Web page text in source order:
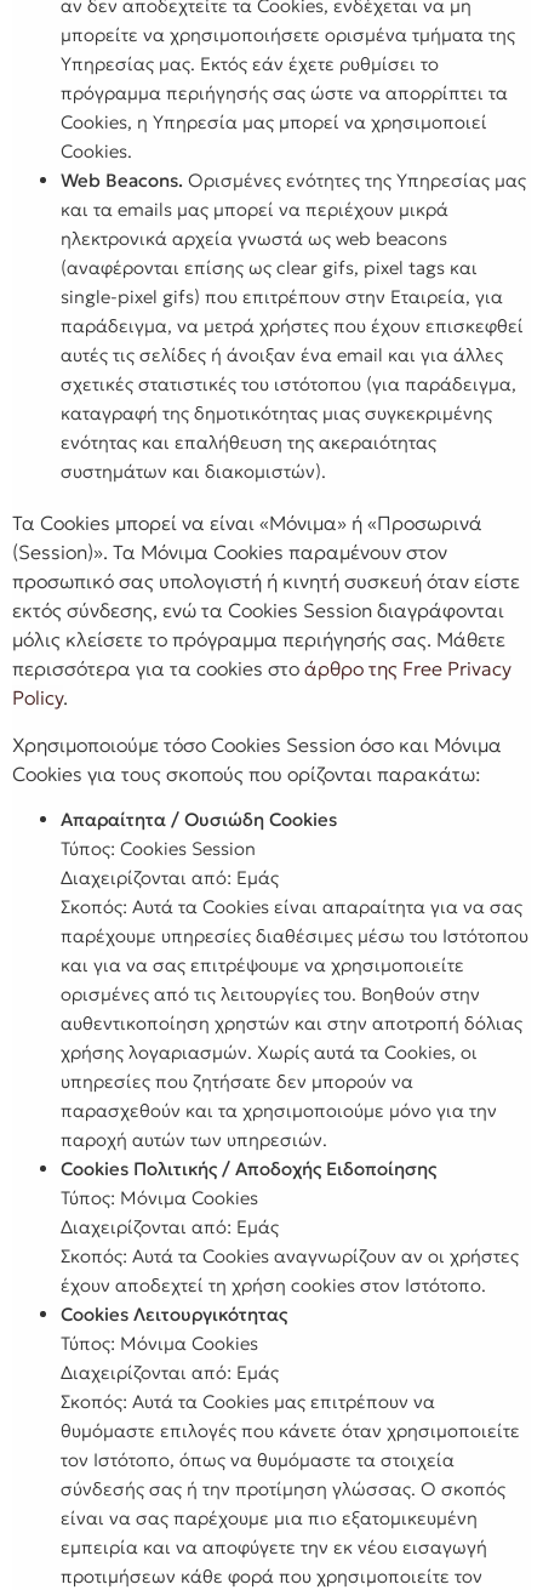
αν δεν αποδεχτείτε τα Cookies, ενδέχεται να μη
μπορείτε να χρησιμοποιήσετε ορισμένα τμήματα της
Υπηρεσίας μας. Εκτός εάν έχετε ρυθμίσει το
πρόγραμμα περιήγησής σας ώστε να απορρίπτει τα
Cookies, η Υπηρεσία μας μπορεί να χρησιμοποιεί
Cookies.
Web Beacons. Ορισμένες ενότητες της Υπηρεσίας μας
και τα emails μας μπορεί να περιέχουν μικρά
ηλεκτρονικά αρχεία γνωστά ως web beacons
(αναφέρονται επίσης ως clear gifs, pixel tags και
single-pixel gifs) που επιτρέπουν στην Εταιρεία, για
παράδειγμα, να μετρά χρήστες που έχουν επισκεφθεί
αυτές τις σελίδες ή άνοιξαν ένα email και για άλλες
σχετικές στατιστικές του ιστότοπου (για παράδειγμα,
καταγραφή της δημοτικότητας μιας συγκεκριμένης
ενότητας και επαλήθευση της ακεραιότητας
συστημάτων και διακομιστών).
Τα Cookies μπορεί να είναι «Μόνιμα» ή «Προσωρινά
(Session)». Τα Μόνιμα Cookies παραμένουν στον
προσωπικό σας υπολογιστή ή κινητή συσκευή όταν είστε
εκτός σύνδεσης, ενώ τα Cookies Session διαγράφονται
μόλις κλείσετε το πρόγραμμα περιήγησής σας. Μάθετε
περισσότερα για τα cookies στο άρθρο της Free Privacy
Policy.
Χρησιμοποιούμε τόσο Cookies Session όσο και Μόνιμα
Cookies για τους σκοπούς που ορίζονται παρακάτω:
Απαραίτητα / Ουσιώδη Cookies
Τύπος: Cookies Session
Διαχειρίζονται από: Εμάς
Σκοπός: Αυτά τα Cookies είναι απαραίτητα για να σας
παρέχουμε υπηρεσίες διαθέσιμες μέσω του Ιστότοπου
και για να σας επιτρέψουμε να χρησιμοποιείτε
ορισμένες από τις λειτουργίες του. Βοηθούν στην
αυθεντικοποίηση χρηστών και στην αποτροπή δόλιας
χρήσης λογαριασμών. Χωρίς αυτά τα Cookies, οι
υπηρεσίες που ζητήσατε δεν μπορούν να
παρασχεθούν και τα χρησιμοποιούμε μόνο για την
παροχή αυτών των υπηρεσιών.
Cookies Πολιτικής / Αποδοχής Ειδοποίησης
Τύπος: Μόνιμα Cookies
Διαχειρίζονται από: Εμάς
Σκοπός: Αυτά τα Cookies αναγνωρίζουν αν οι χρήστες
έχουν αποδεχτεί τη χρήση cookies στον Ιστότοπο.
Cookies Λειτουργικότητας
Τύπος: Μόνιμα Cookies
Διαχειρίζονται από: Εμάς
Σκοπός: Αυτά τα Cookies μας επιτρέπουν να
θυμόμαστε επιλογές που κάνετε όταν χρησιμοποιείτε
τον Ιστότοπο, όπως να θυμόμαστε τα στοιχεία
σύνδεσής σας ή την προτίμηση γλώσσας. Ο σκοπός
είναι να σας παρέχουμε μια πιο εξατομικευμένη
εμπειρία και να αποφύγετε την εκ νέου εισαγωγή
προτιμήσεων κάθε φορά που χρησιμοποιείτε τον